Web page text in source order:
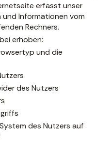
erfasst unser
Informationen vom
Rechners.
erhoben:
und die
des Nutzers
des Nutzers auf